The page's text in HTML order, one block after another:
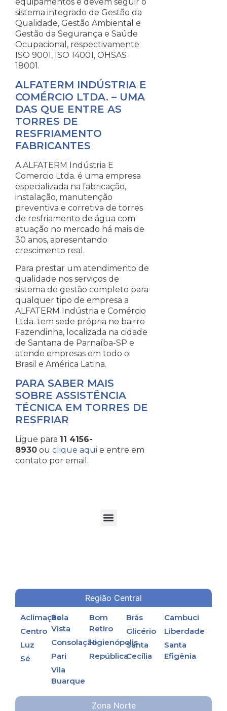
equipamentos e devem seguir o
sistema integrado de Gestão da
Qualidade, Gestão Ambiental e
Gestão da Segurança e Saúde
Ocupacional, respectivamente
ISO 9001, ISO 14001, OHSAS
18001.
ALFATERM INDÚSTRIA E
COMÉRCIO LTDA. – UMA
DAS QUE ENTRE AS
TORRES DE
RESFRIAMENTO
FABRICANTES
A ALFATERM Indústria E
Comercio Ltda. é uma empresa
especializada na fabricação,
instalação, manutenção
preventiva e corretiva de torres
de resfriamento de água com
atuação no mercado há mais de
30 anos, apresentando
crescimento real.
Para prestar um atendimento de
qualidade nos serviços de
sistema de gestão completo para
qualquer tipo de empresa a
ALFATERM Indústria e Comércio
Ltda. tem sede própria no bairro
Fazendinha, localizada na cidade
de Santana de Parnaíba-SP e
atende empresas em todo o
Brasil e América Latina.
PARA SABER MAIS
SOBRE ASSISTÊNCIA
TÉCNICA EM TORRES DE
RESFRIAR
Ligue para 11 4156-
8930 ou clique aqui e entre em
contato por email.
Região Central
Zona Norte
Aclimação
Centro
Luz
Sé
Bela
Vista
Consolação
Pari
Vila
Buarque
Bom
Retiro
Higienópolis
República
Brás
Glicério
Santa
Cecília
Cambuci
Liberdade
Santa
Efigênia